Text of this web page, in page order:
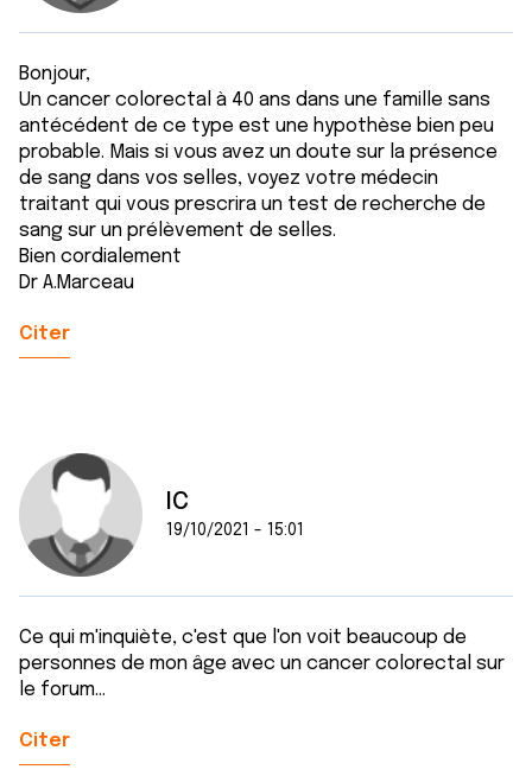
Bonjour,
Un cancer colorectal à 40 ans dans une famille sans
antécédent de ce type est une hypothèse bien peu
probable. Mais si vous avez un doute sur la présence
de sang dans vos selles, voyez votre médecin
traitant qui vous prescrira un test de recherche de
sang sur un prélèvement de selles.
Bien cordialement
Dr A.Marceau
Citer
IC
19/10/2021 - 15:01
Ce qui m'inquiète, c'est que l'on voit beaucoup de
personnes de mon âge avec un cancer colorectal sur
le forum...
Citer